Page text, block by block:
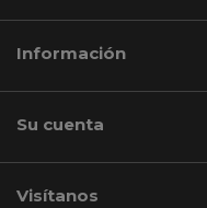
Información
Su cuenta
Visítanos